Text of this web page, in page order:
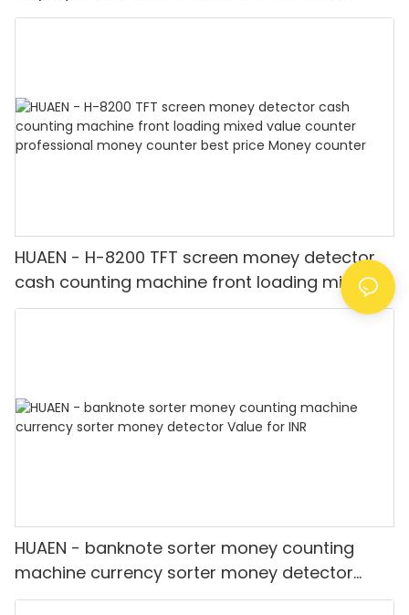
Machine
HUAEN - H-8200 TFT screen money detector
cash counting machine front loading mixed
value counter professional money counter
HUAEN - banknote sorter money counting
machine currency sorter money detector
Value for INR